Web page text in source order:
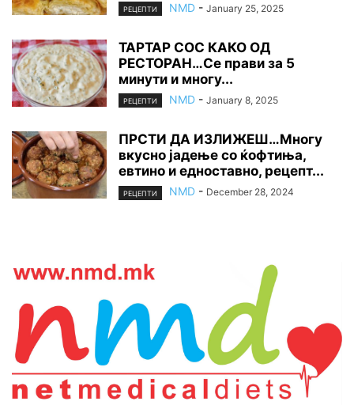
РЕЦЕПТИ NMD - January 25, 2025
ТАРТАР СОС КАКО ОД
РЕСТОРАН…Се прави за 5
минути и многу...
РЕЦЕПТИ NMD - January 8, 2025
ПРСТИ ДА ИЗЛИЖЕШ…Многу
вкусно јадење со ќофтиња,
евтино и едноставно, рецепт...
РЕЦЕПТИ NMD - December 28, 2024